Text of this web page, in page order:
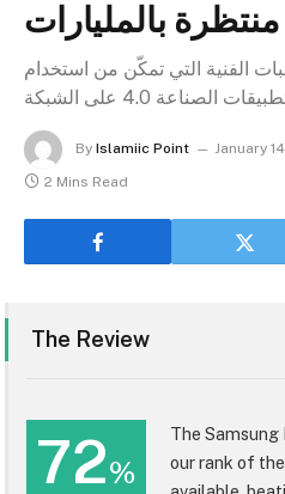
الفنية التي تمكّن من استخدام
By Islamiic Point January
2 Mins Read
The Review
72%
The
our rank of